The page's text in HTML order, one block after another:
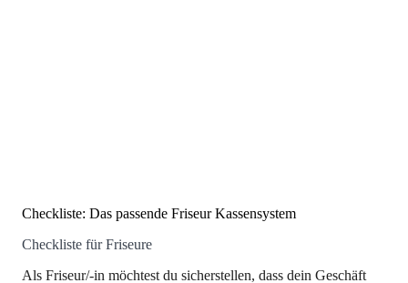
Checkliste: Das passende Friseur Kassensystem
Checkliste für Friseure
Als Friseur/-in möchtest du sicherstellen, dass dein Geschäft